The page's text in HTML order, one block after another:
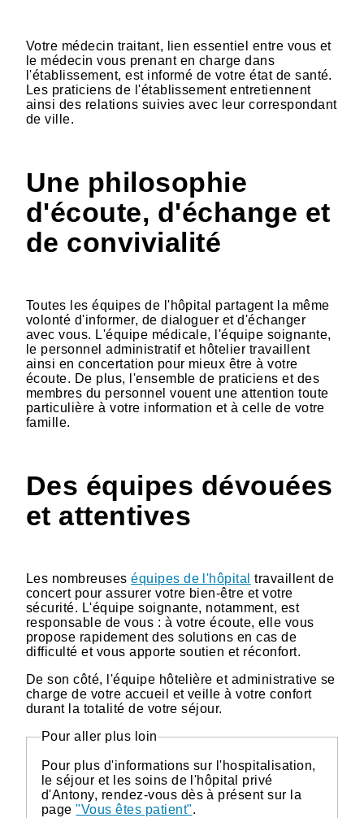
Votre médecin traitant, lien essentiel entre vous et
le médecin vous prenant en charge dans
l'établissement, est informé de votre état de santé.
Les praticiens de l'établissement entretiennent
ainsi des relations suivies avec leur correspondant
de ville.
Une philosophie
d'écoute, d'échange et
de convivialité
Toutes les équipes de l'hôpital partagent la même
volonté d'informer, de dialoguer et d'échanger
avec vous. L'équipe médicale, l'équipe soignante,
le personnel administratif et hôtelier travaillent
ainsi en concertation pour mieux être à votre
écoute. De plus, l'ensemble de praticiens et des
membres du personnel vouent une attention toute
particulière à votre information et à celle de votre
famille.
Des équipes dévouées
et attentives
Les nombreuseséquipes de l'hôpital travaillent de
concert pour assurer votre bien-être et votre
sécurité. L'équipe soignante, notamment, est
responsable de vous : à votre écoute, elle vous
propose rapidement des solutions en cas de
difficulté et vous apporte soutien et réconfort.
De son côté, l'équipe hôtelière et administrative se
charge de votre accueil et veille à votre confort
durant la totalité de votre séjour.
Pour aller plus loin
Pour plus d'informations sur l'hospitalisation,
le séjour et les soins de l'hôpital privé
d'Antony, rendez-vous dès à présent sur la
page"Vous êtes patient".